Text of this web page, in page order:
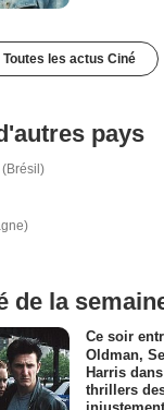
Toutes les actus Ciné
pays
(Brésil)
de la
Ce soir
Oldman,
Harris
thrillers